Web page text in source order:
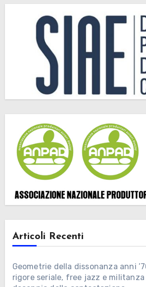
Articoli Recenti
Geometrie della dissonanza anni
rigore seriale, free jazz e militanza